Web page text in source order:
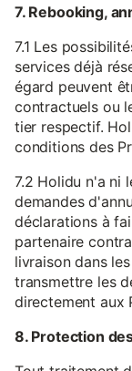
7. Rebooking,
7.1 Les
services déjà
égard peuvent
contractuels ou
tier respectif.
conditions des
7.2 Holidu n'a ni
demandes
déclarations à
partenaire
livraison dans
transmettre les
directement aux
8. Protection